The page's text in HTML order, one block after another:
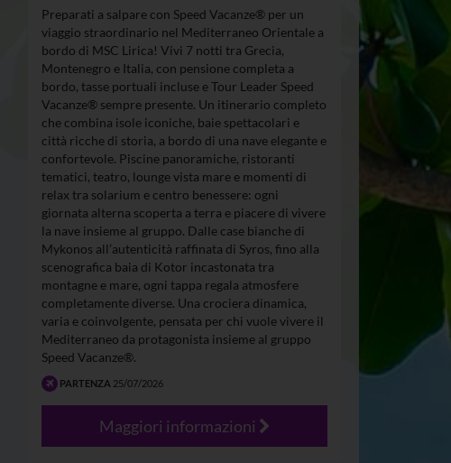
Preparati a salpare con Speed Vacanze® per un
viaggio straordinario nel Mediterraneo Orientale a
bordo di MSC Lirica! Vivi 7 notti tra Grecia,
Montenegro e Italia, con pensione completa a
bordo, tasse portuali incluse e Tour Leader Speed
Vacanze® sempre presente. Un itinerario completo
che combina isole iconiche, baie spettacolari e
città ricche di storia, a bordo di una nave elegante e
confortevole. Piscine panoramiche, ristoranti
tematici, teatro, lounge vista mare e momenti di
relax tra solarium e centro benessere: ogni
giornata alterna scoperta a terra e piacere di vivere
la nave insieme al gruppo. Dalle case bianche di
Mykonos all’autenticità raffinata di Syros, fino alla
scenografica baia di Kotor incastonata tra
montagne e mare, ogni tappa regala atmosfere
completamente diverse. Una crociera dinamica,
varia e coinvolgente, pensata per chi vuole vivere il
Mediterraneo da protagonista insieme al gruppo
Speed Vacanze®.
PARTENZA 25/07/2026
Maggiori informazioni